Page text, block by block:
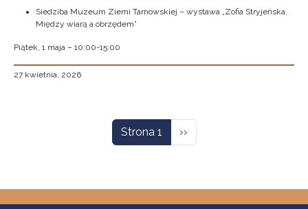
Siedziba Muzeum Ziemi Tarnowskiej – wystawa „Zofia Stryjeńska.
Między wiarą a obrzędem”
Piątek, 1 maja – 10:00-15:00
27 kwietnia, 2026
Strona 1 Następna strona
››